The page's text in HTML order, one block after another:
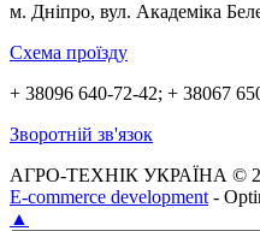
м. Дніпро, вул. Академіка
Схема проїзду
+ 38096 640-72-42; + 38067
Зворотній зв'язок
АГРО-ТЕХНІК УКРАЇНА ©
E-commerce development -
▲